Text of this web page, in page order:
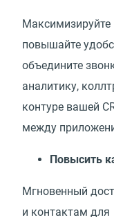
повышайте
объедините
аналитику,
контуре вашей
между
Повысить
Мгновенный
и контактам